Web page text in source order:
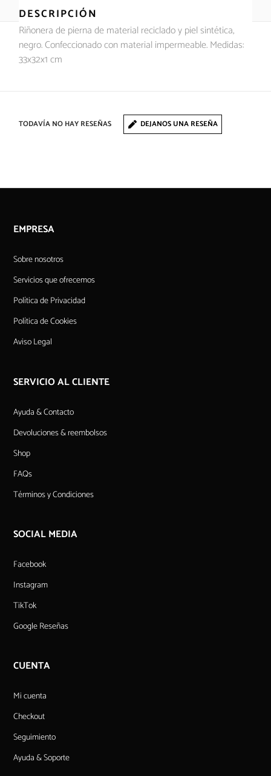
DESCRIPCIÓN
Riñonera de pierna de material reciclado y piel sintética,
negro. Confeccionado con material impermeable. Medidas:
33x32x1 cm
TODAVÍA NO HAY RESEÑAS DEJANOS UNA RESEÑA
EMPRESA
Sobre nosotros
Servicios que ofrecemos
Política de Privacidad
Política de Cookies
Aviso Legal
SERVICIO AL CLIENTE
Ayuda & Contacto
Devoluciones & reembolsos
Shop
FAQs
Términos y Condiciones
SOCIAL MEDIA
Facebook
Instagram
TikTok
Google Reseñas
CUENTA
Mi cuenta
Checkout
Seguimiento
Ayuda & Soporte